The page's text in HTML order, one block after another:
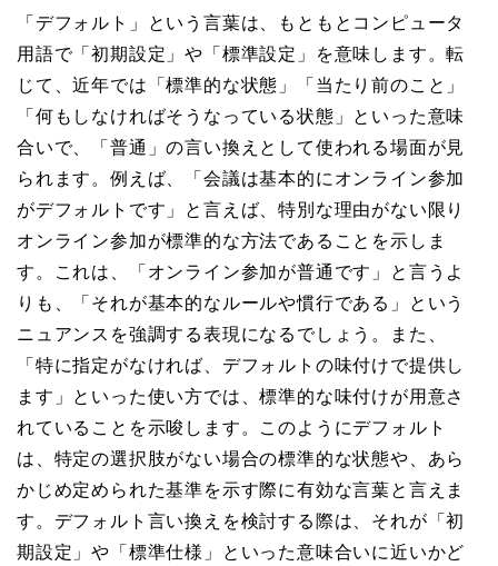
「デフォルト」という言葉は、もともとコンピュータ
用語で「初期設定」や「標準設定」を意味します。転
じて、近年では「標準的な状態」「当たり前のこと」
「何もしなければそうなっている状態」といった意味
合いで、「普通」の言い換えとして使われる場面が見
られます。例えば、「会議は基本的にオンライン参加
がデフォルトです」と言えば、特別な理由がない限り
オンライン参加が標準的な方法であることを示しま
す。これは、「オンライン参加が普通です」と言うよ
りも、「それが基本的なルールや慣行である」という
ニュアンスを強調する表現になるでしょう。また、
「特に指定がなければ、デフォルトの味付けで提供し
ます」といった使い方では、標準的な味付けが用意さ
れていることを示唆します。このようにデフォルト
は、特定の選択肢がない場合の標準的な状態や、あら
かじめ定められた基準を示す際に有効な言葉と言えま
す。デフォルト言い換えを検討する際は、それが「初
期設定」や「標準仕様」といった意味合いに近いかど